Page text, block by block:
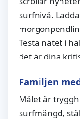
surfnivå.
Testa nätet i
det är dina
Familjen
Målet är
surfmängd,